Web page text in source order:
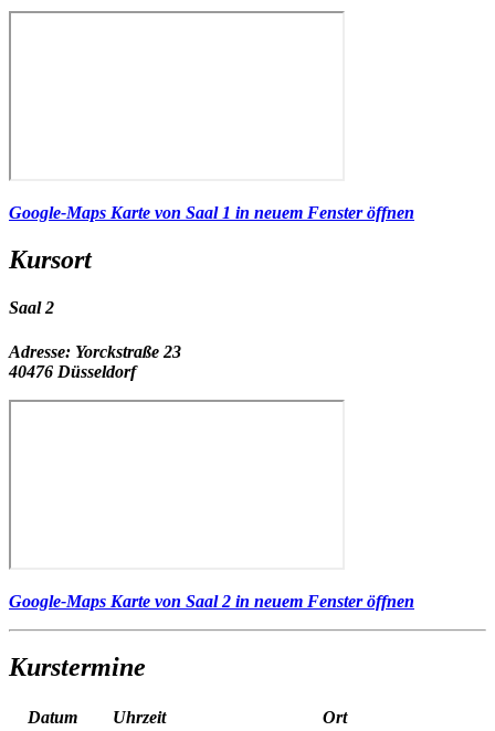
Google-Maps Karte von Saal 1 in neuem Fenster öffnen
Kursort
Saal 2
Adresse: Yorckstraße 23
40476 Düsseldorf
Google-Maps Karte von Saal 2 in neuem Fenster öffnen
Kurstermine
Datum Uhrzeit
Ort